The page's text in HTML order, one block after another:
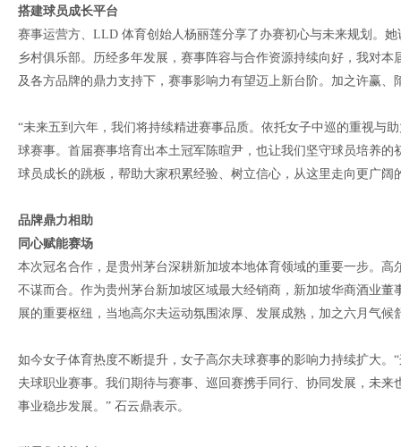
搭建球员成长平台
赛事运营方、LLD 体育创始人杨丽莲分享了办赛初心与未来规划。
乡村俱乐部。历经多年发展，赛事阵容与合作资源持续向好，我对
及各方品牌的鼎力支持下，赛事影响力有望迈上新台阶。加之许赢
“未来五到六年，我们将持续精进赛事品质。依托女子中巡的重视与
球赛事。首届赛事培育出本土冠军陈暄尹，也让我们坚守球员培养
球员成长的跳板，帮助大家积累经验、树立信心，从这里走向更广阔
品牌鼎力相助
同心赋能赛场
本次冠名合作，是贵州茅台深耕新加坡本地体育领域的重要一步。
不谋而合。作为贵州茅台新加坡区域最大经销商，新加坡华商酒业
展的重要枢纽，当地高尔夫运动氛围浓厚、发展成熟，加之六月气
如今女子体育热度不断提升，女子高尔夫球赛事的影响力持续扩大
夫球职业赛事。我们期待与赛事、巡回赛携手同行、协同发展，未
事业稳步发展。” 石云鼎表示。